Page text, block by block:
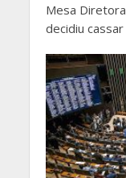
Mesa
decidiu cassar